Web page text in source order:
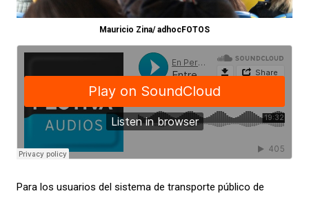
Mauricio Zina/ adhocFOTOS
Para los usuarios del sistema de transporte público de